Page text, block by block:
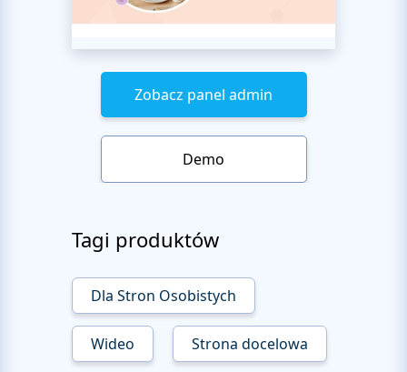
Zobacz panel admin
Demo
Tagi produktów
Dla Stron Osobistych
Wideo Strona docelowa